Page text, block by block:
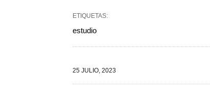
ETIQUETAS:
estudio
25 JULIO, 2023